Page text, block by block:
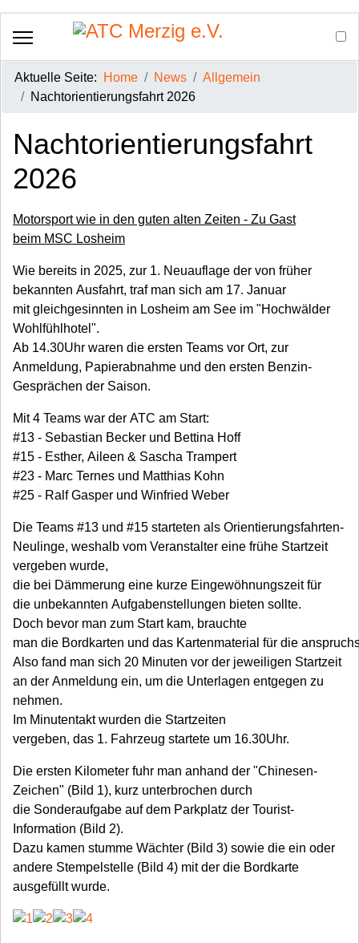
Aktuelle Seite: Home News
Allgemein
Nachtorientierungsfahrt 2026
Nachtorientierungsfahrt
2026
Motorsport wie in den guten alten Zeiten - Zu Gast
beim MSC Losheim
Wie bereits in 2025, zur 1. Neuauflage der von früher
bekannten Ausfahrt, traf man sich am 17. Januar
mit gleichgesinnten in Losheim am See im "Hochwälder
Wohlfühlhotel".
Ab 14.30Uhr waren die ersten Teams vor Ort, zur
Anmeldung, Papierabnahme und den ersten Benzin-
Gesprächen der Saison.
Mit 4 Teams war der ATC am Start:
#13 - Sebastian Becker und Bettina Hoff
#15 - Esther, Aileen & Sascha Trampert
#23 - Marc Ternes und Matthias Kohn
#25 - Ralf Gasper und Winfried Weber
Die Teams #13 und #15 starteten als Orientierungsfahrten-
Neulinge, weshalb vom Veranstalter eine frühe Startzeit
vergeben wurde,
die bei Dämmerung eine kurze Eingewöhnungszeit für
die unbekannten Aufgabenstellungen bieten sollte.
Doch bevor man zum Start kam, brauchte
man die Bordkarten und das Kartenmaterial für die
Also fand man sich 20 Minuten vor der jeweiligen Startzeit
an der Anmeldung ein, um die Unterlagen entgegen zu
nehmen.
Im Minutentakt wurden die Startzeiten
vergeben, das 1. Fahrzeug startete um 16.30Uhr.
Die ersten Kilometer fuhr man anhand der "Chinesen-
Zeichen" (Bild 1), kurz unterbrochen durch
die Sonderaufgabe auf dem Parkplatz der Tourist-
Information (Bild 2).
Dazu kamen stumme Wächter (Bild 3) sowie die ein oder
andere Stempelstelle (Bild 4) mit der die Bordkarte
ausgefüllt wurde.